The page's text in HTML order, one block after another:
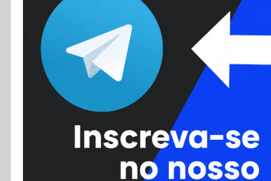
Colunas
Colaboradores
Cursos
Enviar Dica